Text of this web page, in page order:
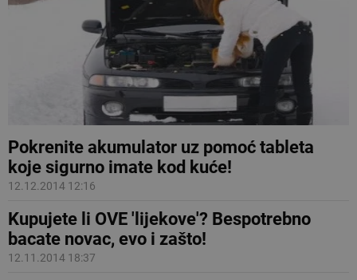
Pokrenite akumulator uz pomoć tableta
koje sigurno imate kod kuće!
12.12.2014 12:16
Kupujete li OVE 'lijekove'? Bespotrebno
bacate novac, evo i zašto!
12.11.2014 18:37